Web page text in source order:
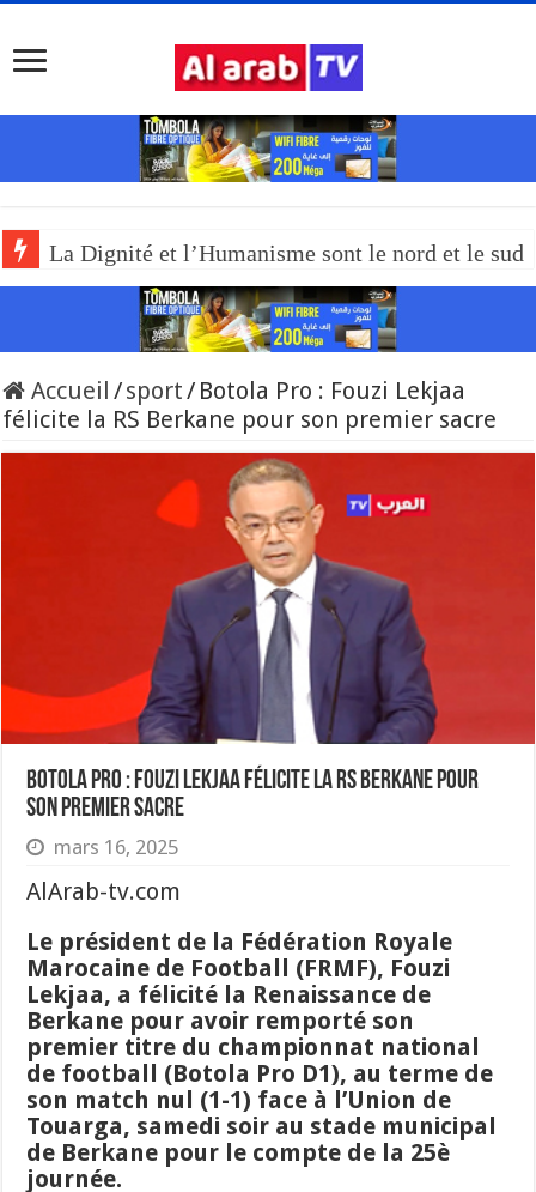
La Dignité et l’Humanisme sont le nord et le
Accueil /sport/ Botola Pro : Fouzi Lekjaa
félicite la RS Berkane pour son premier sacre
Botola Pro : Fouzi Lekjaa félicite la RS Berkane pour
son premier sacre
mars 16, 2025
AlArab-tv.com
Le président de la Fédération Royale
Marocaine de Football (FRMF), Fouzi
Lekjaa, a félicité la Renaissance de
Berkane pour avoir remporté son
premier titre du championnat national
de football (Botola Pro D1), au terme de
son match nul (1-1) face à l’Union de
Touarga, samedi soir au stade municipal
de Berkane pour le compte de la 25è
journée.